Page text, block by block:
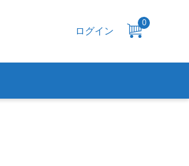
ログイン
0